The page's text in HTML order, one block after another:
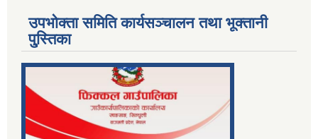
उपभोक्ता समिति कार्यसञ्चालन तथा भूक्तानी
पु्स्तिका